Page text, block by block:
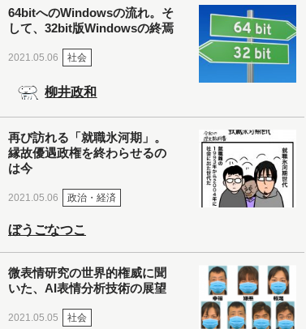
64bitへのWindowsの流れ。そ
して、32bit版Windowsの終焉
2021.05.06 社会
柳井政和
再び訪れる「就職氷河期」。
縁故優遇政権を終わらせるの
は今
2021.05.06 政治・経済
ぼうごなつこ
微表情研究の世界的権威に聞
いた、AI表情分析技術の展望
2021.05.05 社会